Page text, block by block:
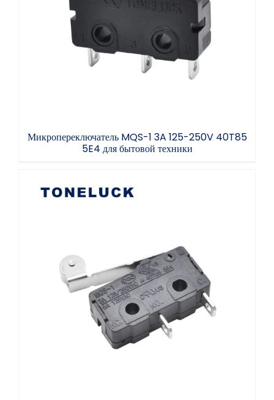
Микропереключатель MQS-1 3A 125-250V
40T85 5E4 для бытовой техники
Микропереключатель MQS-1 3A 125-250V 40T85
5E4 для бытовой техники
Микропереключатель роликового типа SPST
NO 3A 125/250 В переменного тока